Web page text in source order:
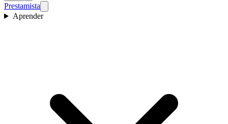
Prestamista
Aprender